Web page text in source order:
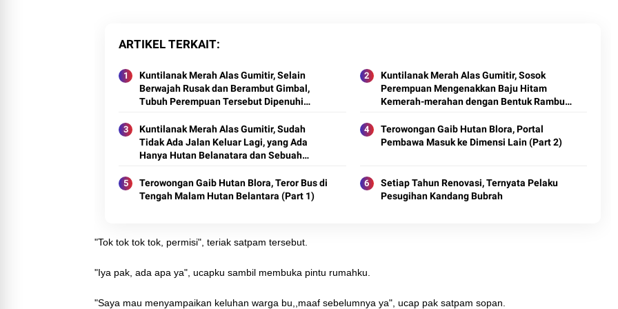
ARTIKEL TERKAIT
Kuntilanak Merah Alas Gumitir, Selain
Berwajah Rusak dan Berambut Gimbal,
Tubuh Perempuan Tersebut Dipenuhi
Kuntilanak Merah Alas Gumitir, Sosok
Perempuan Mengenakkan Baju Hitam
Kemerah-merahan dengan Bentuk Rambut
Kuntilanak Merah Alas Gumitir, Sudah
Tidak Ada Jalan Keluar Lagi, yang Ada
Hanya Hutan Belanatara dan Sebuah
Terowongan Gaib Hutan Blora, Portal
Pembawa Masuk ke Dimensi Lain (Part 2)
Terowongan Gaib Hutan Blora, Teror Bus di
Tengah Malam Hutan Belantara (Part 1)
Setiap Tahun Renovasi, Ternyata Pelaku
Pesugihan Kandang Bubrah
"Tok tok tok tok, permisi", teriak satpam tersebut.
"Iya pak, ada apa ya", ucapku sambil membuka pintu rumahku.
"Saya mau menyampaikan keluhan warga bu,,maaf sebelumnya ya", ucap pak satpam sopan.